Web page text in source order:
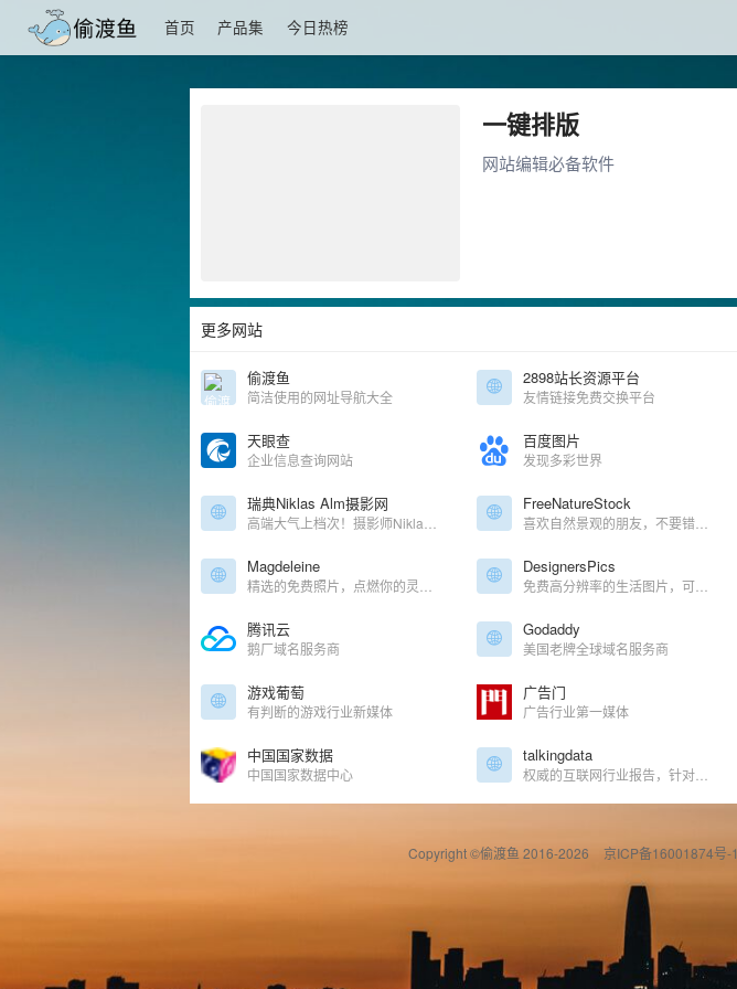
首页 产品集 今日热榜
一键排版
网站编辑必备软件
更多网站
偷渡鱼
简洁使用的网址导航大全
2898站长资源平台
友情链接免费交换平台
天眼查
企业信息查询网站
百度图片
发现多彩世界
瑞典Niklas Alm摄影网 FreeNatureStock
Magdeleine DesignersPics
腾讯云
鹅厂域名服务商
Godaddy
美国老牌全球域名服务商
游戏葡萄
有判断的游戏行业新媒体
广告门
广告行业第一媒体
中国国家数据
中国国家数据中心
talkingdata
Copyright ©偷渡鱼 2016-2026 京ICP备16001874号-1